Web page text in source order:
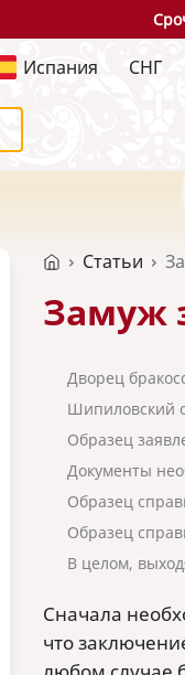
Испания СНГ
Статьи
Замуж
Дворец
Шипиловский
Образец
Документы
Образец
Образец
В целом,
Сначала
что